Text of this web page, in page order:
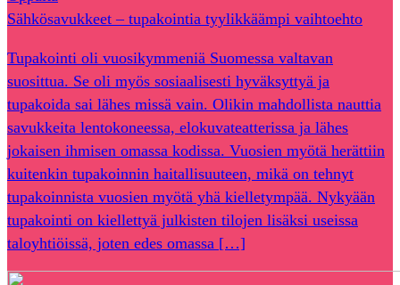
Sähkösavukkeet – tupakointia tyylikkäämpi vaihtoehto
Tupakointi oli vuosikymmeniä Suomessa valtavan
suosittua. Se oli myös sosiaalisesti hyväksyttyä ja
tupakoida sai lähes missä vain. Olikin mahdollista nauttia
savukkeita lentokoneessa, elokuvateatterissa ja lähes
jokaisen ihmisen omassa kodissa. Vuosien myötä herättiin
kuitenkin tupakoinnin haitallisuuteen, mikä on tehnyt
tupakoinnista vuosien myötä yhä kielletympää. Nykyään
tupakointi on kiellettyä julkisten tilojen lisäksi useissa
taloyhtiöissä, joten edes omassa […]